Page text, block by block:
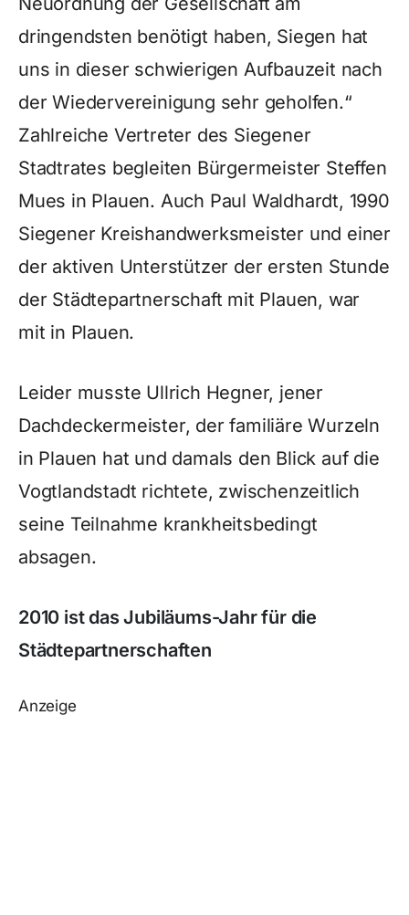
dringendsten benötigt haben, Siegen hat
uns in dieser schwierigen Aufbauzeit nach
der Wiedervereinigung sehr geholfen.“
Zahlreiche Vertreter des Siegener
Stadtrates begleiten Bürgermeister Steffen
Mues in Plauen. Auch Paul Waldhardt, 1990
Siegener Kreishandwerksmeister und einer
der aktiven Unterstützer der ersten Stunde
der Städtepartnerschaft mit Plauen, war
mit in Plauen.
Leider musste Ullrich Hegner, jener
Dachdeckermeister, der familiäre Wurzeln
in Plauen hat und damals den Blick auf die
Vogtlandstadt richtete, zwischenzeitlich
seine Teilnahme krankheitsbedingt
absagen.
2010 ist das Jubiläums-Jahr für die
Städtepartnerschaften
Anzeige